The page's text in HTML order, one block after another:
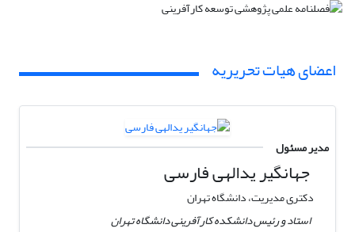
اعضای هیات تحریریه
مدیر مسئول
جهانگیر یدالهی فارسی
دکتری مدیریت، دانشگاه تهران
استاد و رئیس دانشکده کارآفرینی دانشگاه تهران